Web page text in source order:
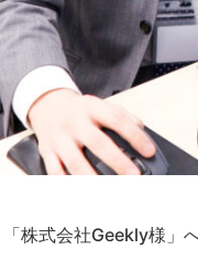
株式会社Geekly様」